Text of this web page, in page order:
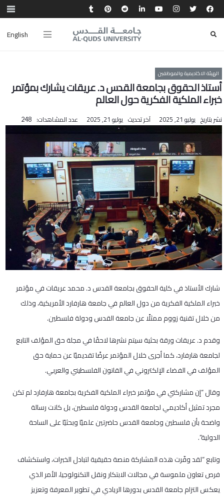
English
الهيئة الاكاديمية والموظفين
أستاذ الحقوق بجامعة القدس د. عريقات يشارك بمؤتمر
خبراء الملكية الفكرية حول العالم
نشر بتاريخ يوليو 21, 2025 آخر تحديث يوليو 21, 2025 عدد المشاهدات: 248
شارك الأستاذ في كلية الحقوق بجامعة القدس د. محمد عريقات في مؤتمر
خبراء الملكية الفكرية من دول العالم في جامعة هارفارد الأمريكية، وذلك
من خلال تقنية زووم ممثلًا عن جامعة القدس ودولة فلسطين.
وقدم د. عريقات ورقة بحثية سيتم نشرها لاحقُا في مجلة حق المؤلف التابع
لجامعة هارفارد، كما أجرى خلال المؤتمر عرضًا تقديميًا عن حماية حق
المؤلف في الفضاء الإلكتروني في القانون الفلسطيني والعربي.
وقال “إن مشاركتي في مؤتمر خبراء الملكية الفكرية بجامعة هارفارد لم تكن
مجرد تمثيل أكاديمي لجامعة القدس ودولة فلسطين، بل كانت رسالة
واضحة بأن فلسطين وجامعة القدس حاضرتين علميًا وبحثيًا على الساحة
الدولية”.
وتابع “لقد وفّرت هذه المشاركة منصة حقيقية لتبادل الخبرات، واستكشاف
فرص تعاون ملموسة في مجالات الابتكار ونقل التكنولوجيا، الأمر الذي
يعكس التزام جامعة القدس بدورها الريادي في تطوير المعرفة وتعزيز